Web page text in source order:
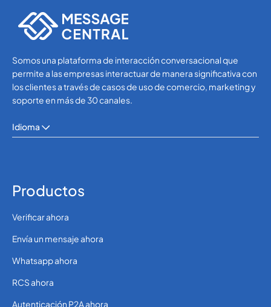
Somos una plataforma de interacción conversacional que
permite a las empresas interactuar de manera significativa con
los clientes a través de casos de uso de comercio, marketing y
soporte en más de 30 canales.
Idioma
Productos
Verificar ahora
Envía un mensaje ahora
Whatsapp ahora
RCS ahora
Autenticación P2A ahora